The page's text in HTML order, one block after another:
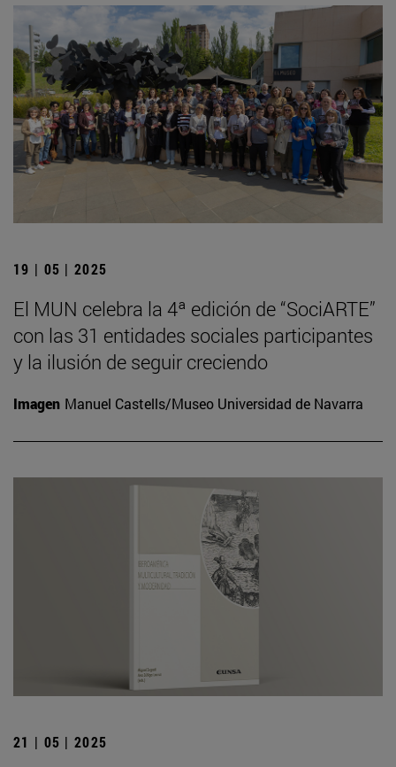
19 | 05 | 2025
El MUN celebra la 4ª edición de “SociARTE”
con las 31 entidades sociales participantes
y la ilusión de seguir creciendo
Imagen Manuel Castells/Museo Universidad de Navarra
21 | 05 | 2025